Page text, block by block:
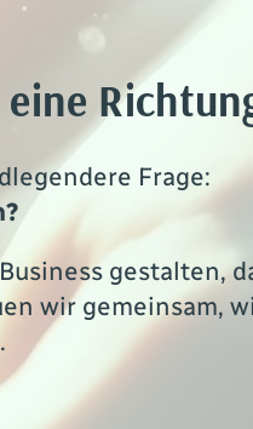
Frage:
gestalten,
wir gemeinsam,